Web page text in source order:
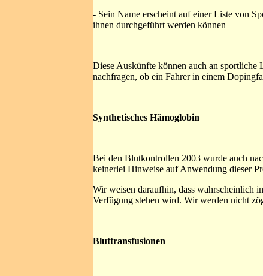
- Sein Name erscheint auf einer Liste von
ihnen durchgeführt werden können
Diese Auskünfte können auch an sportliche
nachfragen, ob ein Fahrer in einem
Synthetisches Hämoglobin
Bei den Blutkontrollen 2003 wurde auch
keinerlei Hinweise auf Anwendung dieser
Wir weisen daraufhin, dass wahrscheinlich
Verfügung stehen wird. Wir werden nicht
Bluttransfusionen